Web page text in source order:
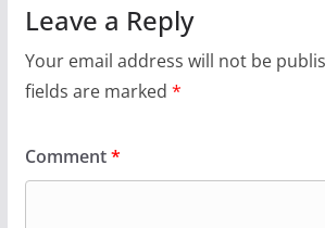
Leave a Reply
Your email address will not be
fields are marked *
Comment*